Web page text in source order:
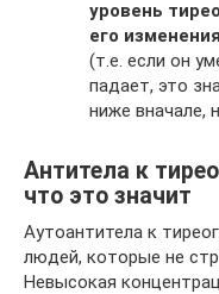
уровень
его изменения
(т.е. если он
падает, это
ниже вначале,
Антитела к
что это значит
Аутоантитела к
людей, которые не
Невысокая